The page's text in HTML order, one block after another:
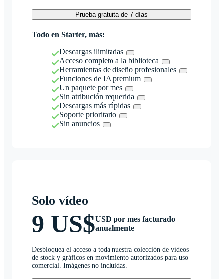
Prueba gratuita de 7 días
Todo en Starter, más:
Descargas ilimitadas
Acceso completo a la biblioteca
Herramientas de diseño profesionales
Funciones de IA premium
Un paquete por mes
Sin atribución requerida
Descargas más rápidas
Soporte prioritario
Sin anuncios
Solo vídeo
9 US$USD por mes facturado
anualmente
Desbloquea el acceso a toda nuestra colección de vídeos
de stock y gráficos en movimiento autorizados para uso
comercial. Imágenes no incluidas.